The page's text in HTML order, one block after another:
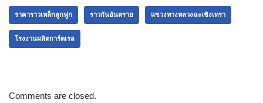
ราคาราวเหล็กลูกฟูก ราวกันอันตราย แขวงทางหลวงฉะเชิงเทรา
โรงงานผลิตการ์ดเรล
Comments are closed.